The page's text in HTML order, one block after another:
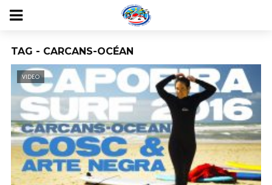
TAG - CARCANS-OCÉAN
VIDEO